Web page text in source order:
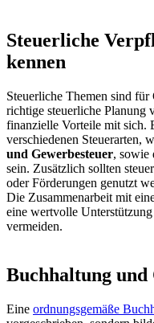
Steuerliche
kennen
Steuerliche Themen sind
richtige steuerliche Planung
finanzielle Vorteile mit sich.
verschiedenen Steuerarten,
und Gewerbesteuer, sowie
sein. Zusätzlich sollten
oder Förderungen genutzt
Die Zusammenarbeit mit
eine wertvolle
vermeiden.
Buchhaltung
Eine ordnungsgemäße